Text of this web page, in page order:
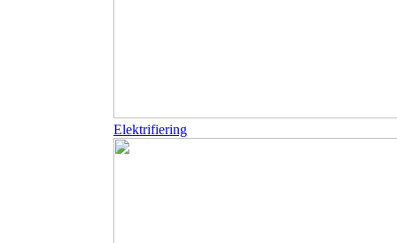
Elektrifiering